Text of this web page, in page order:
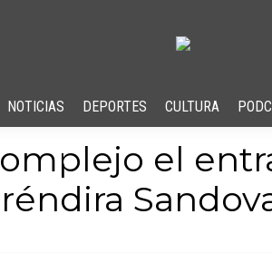
NOTICIAS DEPORTES CULTURA
el